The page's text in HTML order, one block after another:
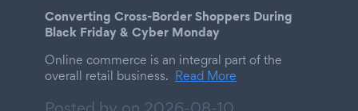
Converting Cross-Border Shoppers During
Black Friday & Cyber Monday
Online commerce is an integral part of the
overall retail business. Read More